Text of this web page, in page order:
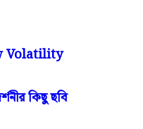
Volatility
কিছু ছবি